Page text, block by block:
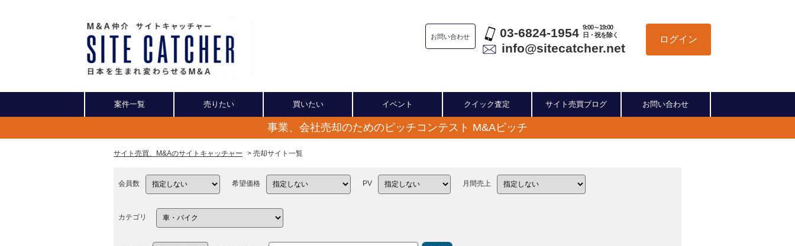
お問い合わせ 03-6824-1954 9:00～19:00
日・祝を除く
info@sitecatcher.net
ログイン
案件一覧 売りたい 買いたい イベント クイック査定 サイト売買ブログ お問い合わせ
事業、会社売却のためのピッチコンテスト M&Aピッチ
サイト売買、M&Aのサイトキャッチャー > 売却サイト一覧
会員数 希望価格 PV 月間売上
カテゴリ